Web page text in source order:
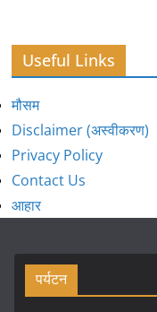
Useful Links
मौसम
Disclaimer (अस्वीकरण)
Privacy Policy
Contact Us
आहार
पर्यटन